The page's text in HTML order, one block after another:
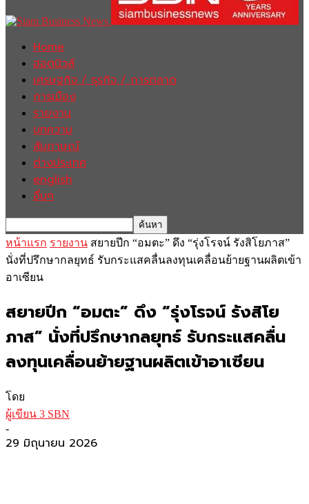
Home
ฮอตนิวส์
เศรษฐกิจ / ธุรกิจ / การตลาด
การเมือง
รายงาน
บทความ
สัมภาษณ์
ต่างประเทศ
english
อื่นๆ
หน้าแรก รายงาน สยายปีก “อมตะ” ดึง “รุ่งโรจน์ รังสิโยภาส”
นั่งที่ปรึกษากลยุทธ์ รับกระแสคลื่นลงทุนเคลื่อนย้ายฐานผลิตเข้า
อาเซียน
สยายปีก “อมตะ” ดึง “รุ่งโรจน์ รังสิโย
ภาส” นั่งที่ปรึกษากลยุทธ์ รับกระแสคลื่น
ลงทุนเคลื่อนย้ายฐานผลิตเข้าอาเซียน
โดย
ผู้เขียน 3 SBN
-
29 มิถุนายน 2026